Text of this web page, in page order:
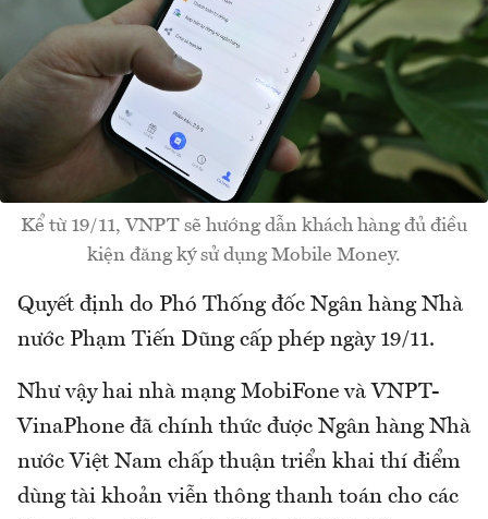
Kể từ 19/11, VNPT sẽ hướng dẫn khách hàng đủ điều
kiện đăng ký sử dụng Mobile Money.
Quyết định do Phó Thống đốc Ngân hàng Nhà
nước Phạm Tiến Dũng cấp phép ngày 19/11.
Như vậy hai nhà mạng MobiFone và VNPT-
VinaPhone đã chính thức được Ngân hàng Nhà
nước Việt Nam chấp thuận triển khai thí điểm
dùng tài khoản viễn thông thanh toán cho các